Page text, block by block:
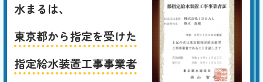
水まるは、
東京都から指定を受けた
指定給水装置工事事業者